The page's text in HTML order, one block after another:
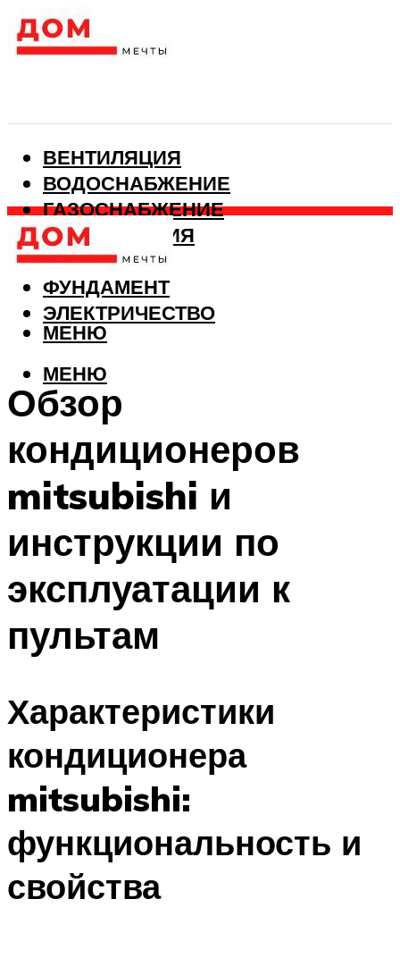
ВЕНТИЛЯЦИЯ
ВОДОСНАБЖЕНИЕ
ГАЗОСНАБЖЕНИЕ
КАНАЛИЗАЦИЯ
ОТОПЛЕНИЕ
ФУНДАМЕНТ
ЭЛЕКТРИЧЕСТВО
МЕНЮ
МЕНЮ
Обзор
кондиционеров
mitsubishi и
инструкции по
эксплуатации к
пультам
Характеристики
кондиционера
mitsubishi:
функциональность и
свойства